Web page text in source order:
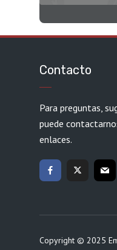
Contacto
Para preguntas,
puede
enlaces.
Copyright © 2025